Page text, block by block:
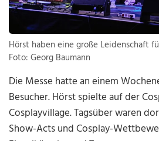
Hörst haben eine große Leidenschaft
Foto: Georg Baumann
Die Messe hatte an einem
Besucher. Hörst spielte auf der
Cosplayvillage. Tagsüber waren
Show-Acts und Cosplay-